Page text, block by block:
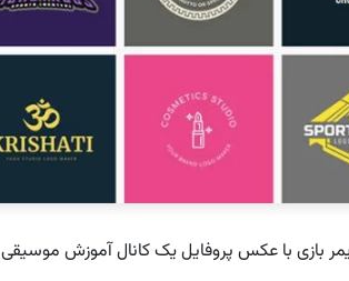
بازی با عکس پروفایل یک کانال آموزش موسیقی